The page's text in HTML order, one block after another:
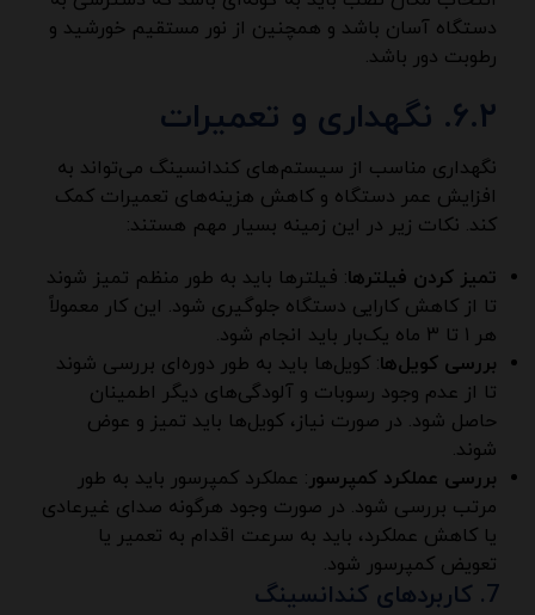
دستگاه آسان باشد و همچنین از نور مستقیم خورشید و
رطوبت دور باشد.
۶.۲. نگهداری و تعمیرات
نگهداری مناسب از سیستم‌های کندانسینگ می‌تواند به
افزایش عمر دستگاه و کاهش هزینه‌های تعمیرات کمک
کند. نکات زیر در این زمینه بسیار مهم هستند:
تمیز کردن فیلترها: فیلترها باید به طور منظم تمیز شوند
تا از کاهش کارایی دستگاه جلوگیری شود. این کار معمولاً
هر ۱ تا ۳ ماه یک‌بار باید انجام شود.
بررسی کویل‌ها: کویل‌ها باید به طور دوره‌ای بررسی شوند
تا از عدم وجود رسوبات و آلودگی‌های دیگر اطمینان
حاصل شود. در صورت نیاز، کویل‌ها باید تمیز و عوض
شوند.
بررسی عملکرد کمپرسور : عملکرد کمپرسور باید به طور
مرتب بررسی شود. در صورت وجود هرگونه صدای غیرعادی
یا کاهش عملکرد، باید به سرعت اقدام به تعمیر یا
تعویض کمپرسور شود.
کاربردهای کندانسینگ